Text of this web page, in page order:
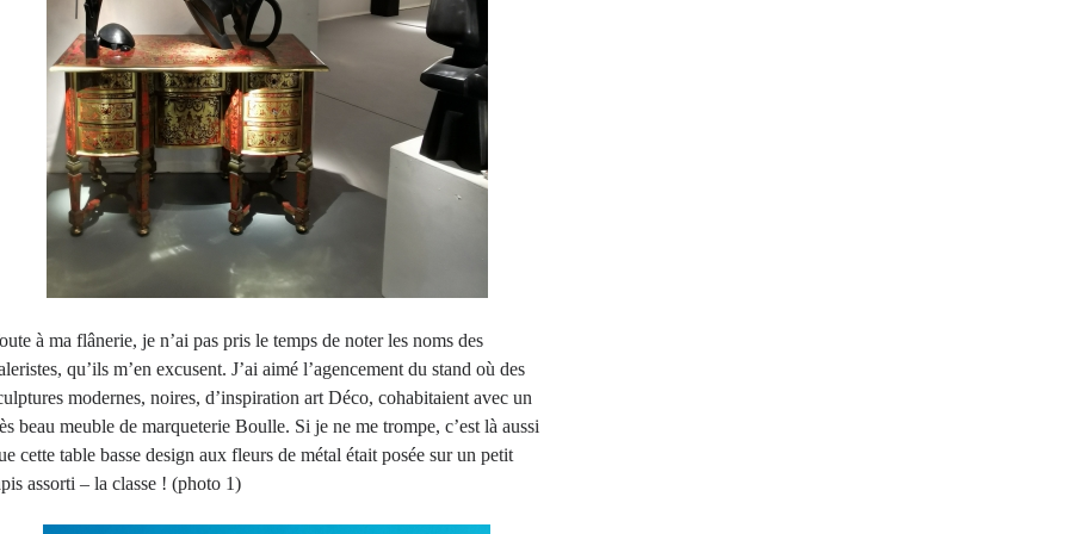
à ma flânerie, je n’ai pas pris le temps de noter les noms des
qu’ils m’en excusent. J’ai aimé l’agencement du stand où des
modernes, noires, d’inspiration art Déco, cohabitaient avec un
beau meuble de marqueterie Boulle. Si je ne me trompe, c’est là aussi
cette table basse design aux fleurs de métal était posée sur un petit
assorti – la classe ! (photo 1)